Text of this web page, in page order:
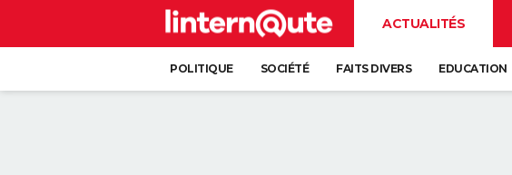
ACTUALITÉS
POLITIQUE SOCIÉTÉ FAITS DIVERS EDUCATION